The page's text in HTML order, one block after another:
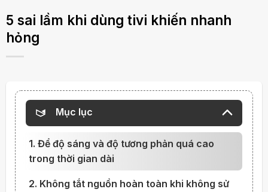
5 sai lầm khi dùng tivi khiến nhanh
hỏng
Mục lục
1. Để độ sáng và độ tương phản quá cao
trong thời gian dài
2. Không tắt nguồn hoàn toàn khi không sử